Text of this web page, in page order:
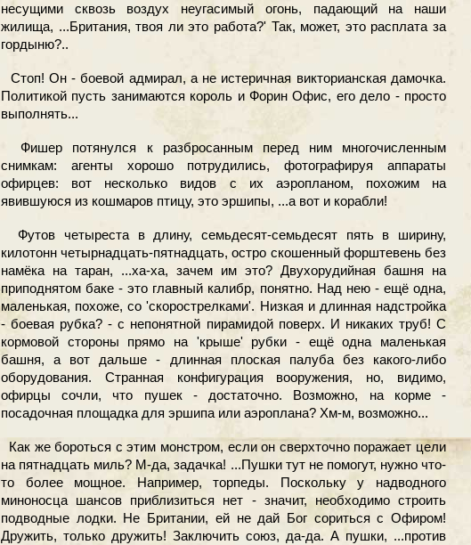
несущими сквозь воздух неугасимый огонь, падающий на наши
жилища, ...Британия, твоя ли это работа?' Так, может, это расплата за
гордыню?..
Стоп! Он - боевой адмирал, а не истеричная викторианская дамочка.
Политикой пусть занимаются король и Форин Офис, его дело - просто
выполнять...
Фишер потянулся к разбросанным перед ним многочисленным
снимкам: агенты хорошо потрудились, фотографируя аппараты
офирцев: вот несколько видов с их аэропланом, похожим на
явившуюся из кошмаров птицу, это эршипы, ...а вот и корабли!
Футов четыреста в длину, семьдесят-семьдесят пять в ширину,
килотонн четырнадцать-пятнадцать, остро скошенный форштевень без
намёка на таран, ...ха-ха, зачем им это? Двухорудийная башня на
приподнятом баке - это главный калибр, понятно. Над нею - ещё одна,
маленькая, похоже, со 'скорострелками'. Низкая и длинная надстройка
- боевая рубка? - с непонятной пирамидой поверх. И никаких труб! С
кормовой стороны прямо на 'крыше' рубки - ещё одна маленькая
башня, а вот дальше - длинная плоская палуба без какого-либо
оборудования. Странная конфигурация вооружения, но, видимо,
офирцы сочли, что пушек - достаточно. Возможно, на корме -
посадочная площадка для эршипа или аэроплана? Хм-м, возможно...
Как же бороться с этим монстром, если он сверхточно поражает цели
на пятнадцать миль? М-да, задачка! ...Пушки тут не помогут, нужно что-
то более мощное. Например, торпеды. Поскольку у надводного
миноносца шансов приблизиться нет - значит, необходимо строить
подводные лодки. Не Британии, ей не дай Бог сориться с Офиром!
Дружить, только дружить! Заключить союз, да-да. А пушки, ...против